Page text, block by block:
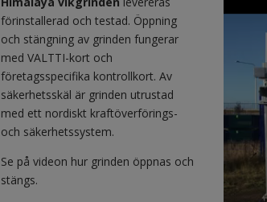
förinstallerad och testad. Öppning
och stängning av grinden fungerar
med VALTTI-kort och
företagsspecifika kontrollkort. Av
säkerhetsskäl är grinden utrustad
med ett nordiskt kraftöverförings-
och säkerhetssystem.
Se på videon hur grinden öppnas och
stängs.